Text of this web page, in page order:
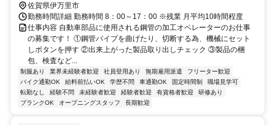
佐賀県伊万里市
勤務時間詳細 勤務時間 8：00～17：00 ※残業 月平均10時間程度
仕事内容 自動車部品に使用される鋼管の加工オペレーターのお仕事
の募集です！ ①鋼管パイプを曲げたり、切断する為、機械にセット
しボタンを押す ②出来上がった製品取り出しチェック ③製品の梱
包、検査など...
制服あり 業界未経験者歓迎 社員登用あり 無期雇用派遣
フリーター歓迎
バイク通勤OK
給料前払いOK 学歴不問 車通勤OK 固定時間制
職場見学可
転勤なし
経験不問 未経験者歓迎 経験者歓迎 有資格者歓迎
研修あり
ブランクOK
オープニングスタッフ 長期歓迎